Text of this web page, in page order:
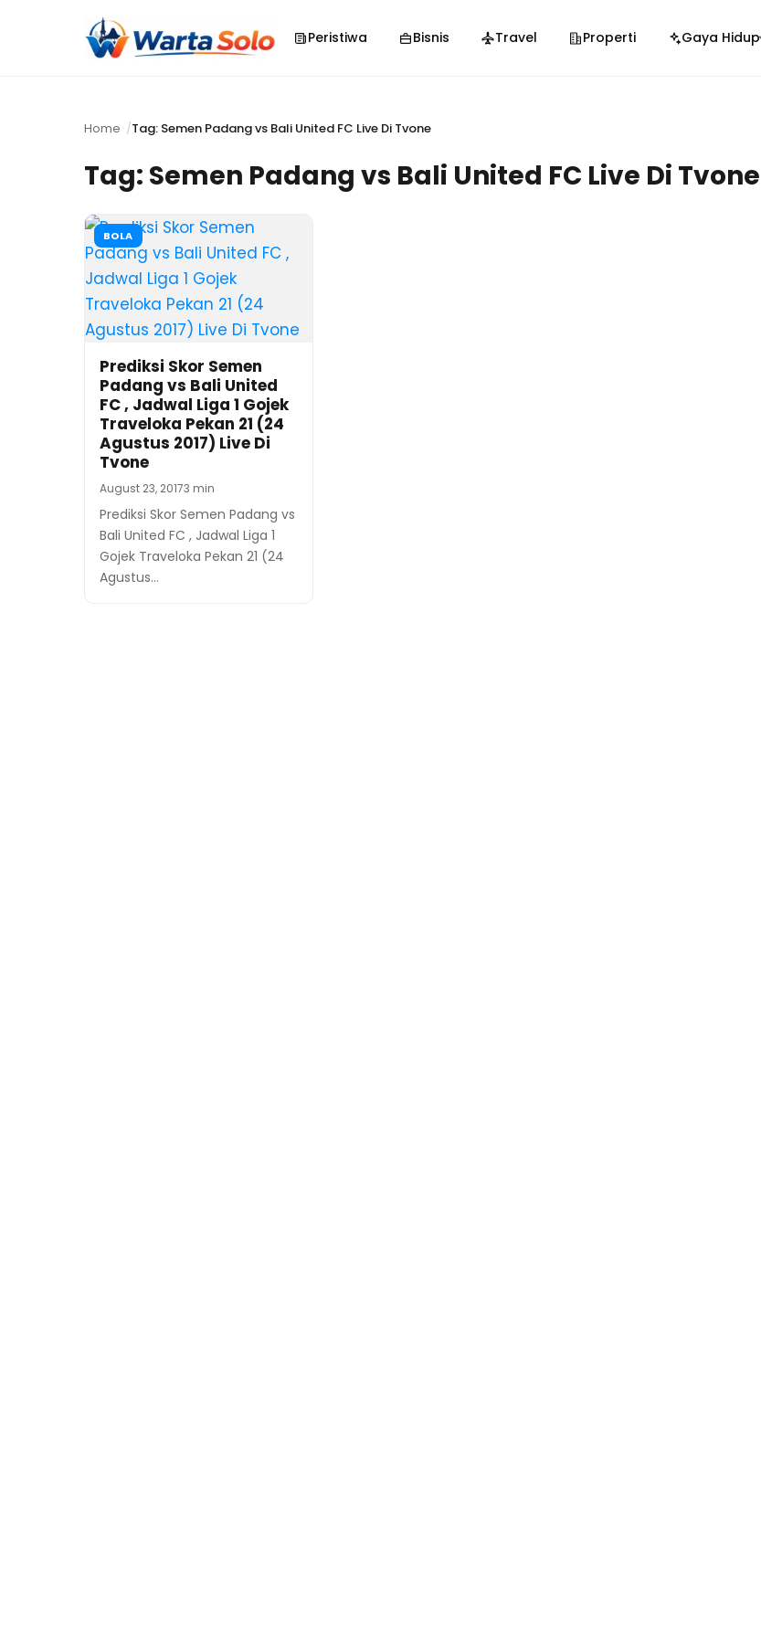
Peristiwa Bisnis Travel Properti Gaya Hidup
Home Tag: Semen Padang vs Bali United FC Live Di Tvone
Tag: Semen Padang vs Bali United FC Live Di Tvone
BOLA
Prediksi Skor Semen
Padang vs Bali United
FC , Jadwal Liga 1 Gojek
Traveloka Pekan 21 (24
Agustus 2017) Live Di
Tvone
August 23, 20173 min
Prediksi Skor Semen Padang vs
Bali United FC , Jadwal Liga 1
Gojek Traveloka Pekan 21 (24
Agustus…